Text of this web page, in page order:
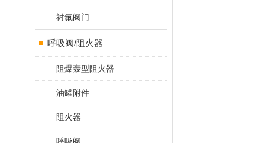
衬氟阀门
呼吸阀/阻火器
阻爆轰型阻火器
油罐附件
阻火器